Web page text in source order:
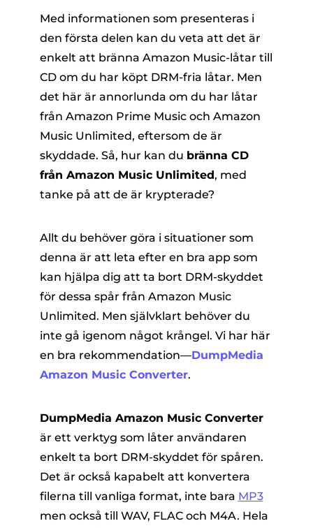
Med informationen som presenteras i
den första delen kan du veta att det är
enkelt att bränna Amazon Music-låtar till
CD om du har köpt DRM-fria låtar. Men
det här är annorlunda om du har låtar
från Amazon Prime Music och Amazon
Music Unlimited, eftersom de är
skyddade. Så, hur kan du bränna CD
från Amazon Music Unlimited, med
tanke på att de är krypterade?
Allt du behöver göra i situationer som
denna är att leta efter en bra app som
kan hjälpa dig att ta bort DRM-skyddet
för dessa spår från Amazon Music
Unlimited. Men självklart behöver du
inte gå igenom något krångel. Vi har här
en bra rekommendation—DumpMedia
Amazon Music Converter.
DumpMedia Amazon Music Converter
är ett verktyg som låter användaren
enkelt ta bort DRM-skyddet för spåren.
Det är också kapabelt att konvertera
filerna till vanliga format, inte bara MP3
men också till WAV, FLAC och M4A. Hela